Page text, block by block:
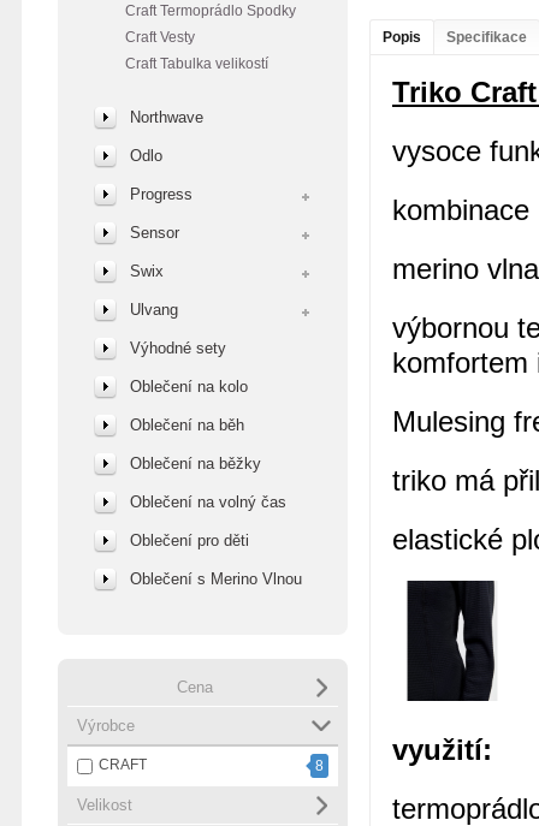
Craft Termoprádlo Spodky
Craft Vesty
Craft Tabulka velikostí
Northwave
Odlo
Progress
Sensor
Swix
Ulvang
Výhodné sety
Oblečení na kolo
Oblečení na běh
Oblečení na běžky
Oblečení na volný čas
Oblečení pro děti
Oblečení s Merino Vlnou
Cena
Výrobce
CRAFT 8
Velikost
Popis Specifikace
Triko
vysoce
merino
výbornou
komfortem
Mulesing
triko má
elastické
využití: